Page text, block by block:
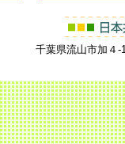
千葉県流山市加